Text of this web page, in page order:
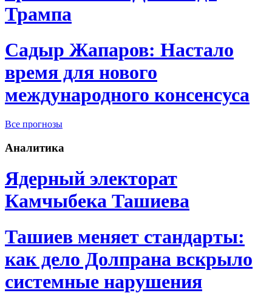
Трампа
Садыр Жапаров: Настало
время для нового
международного консенсуса
Все прогнозы
Аналитика
Ядерный электорат
Камчыбека Ташиева
Ташиев меняет стандарты:
как дело Долпрана вскрыло
системные нарушения